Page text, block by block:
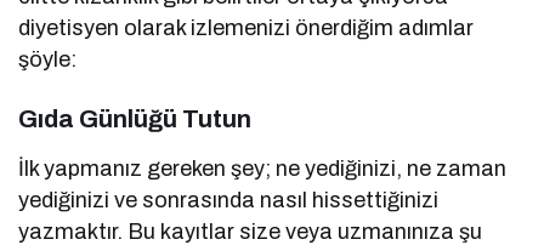
diyetisyen olarak izlemenizi önerdiğim adımlar
şöyle:
Gıda Günlüğü Tutun
İlk yapmanız gereken şey; ne yediğinizi, ne zaman
yediğinizi ve sonrasında nasıl hissettiğinizi
yazmaktır. Bu kayıtlar size veya uzmanınıza şu